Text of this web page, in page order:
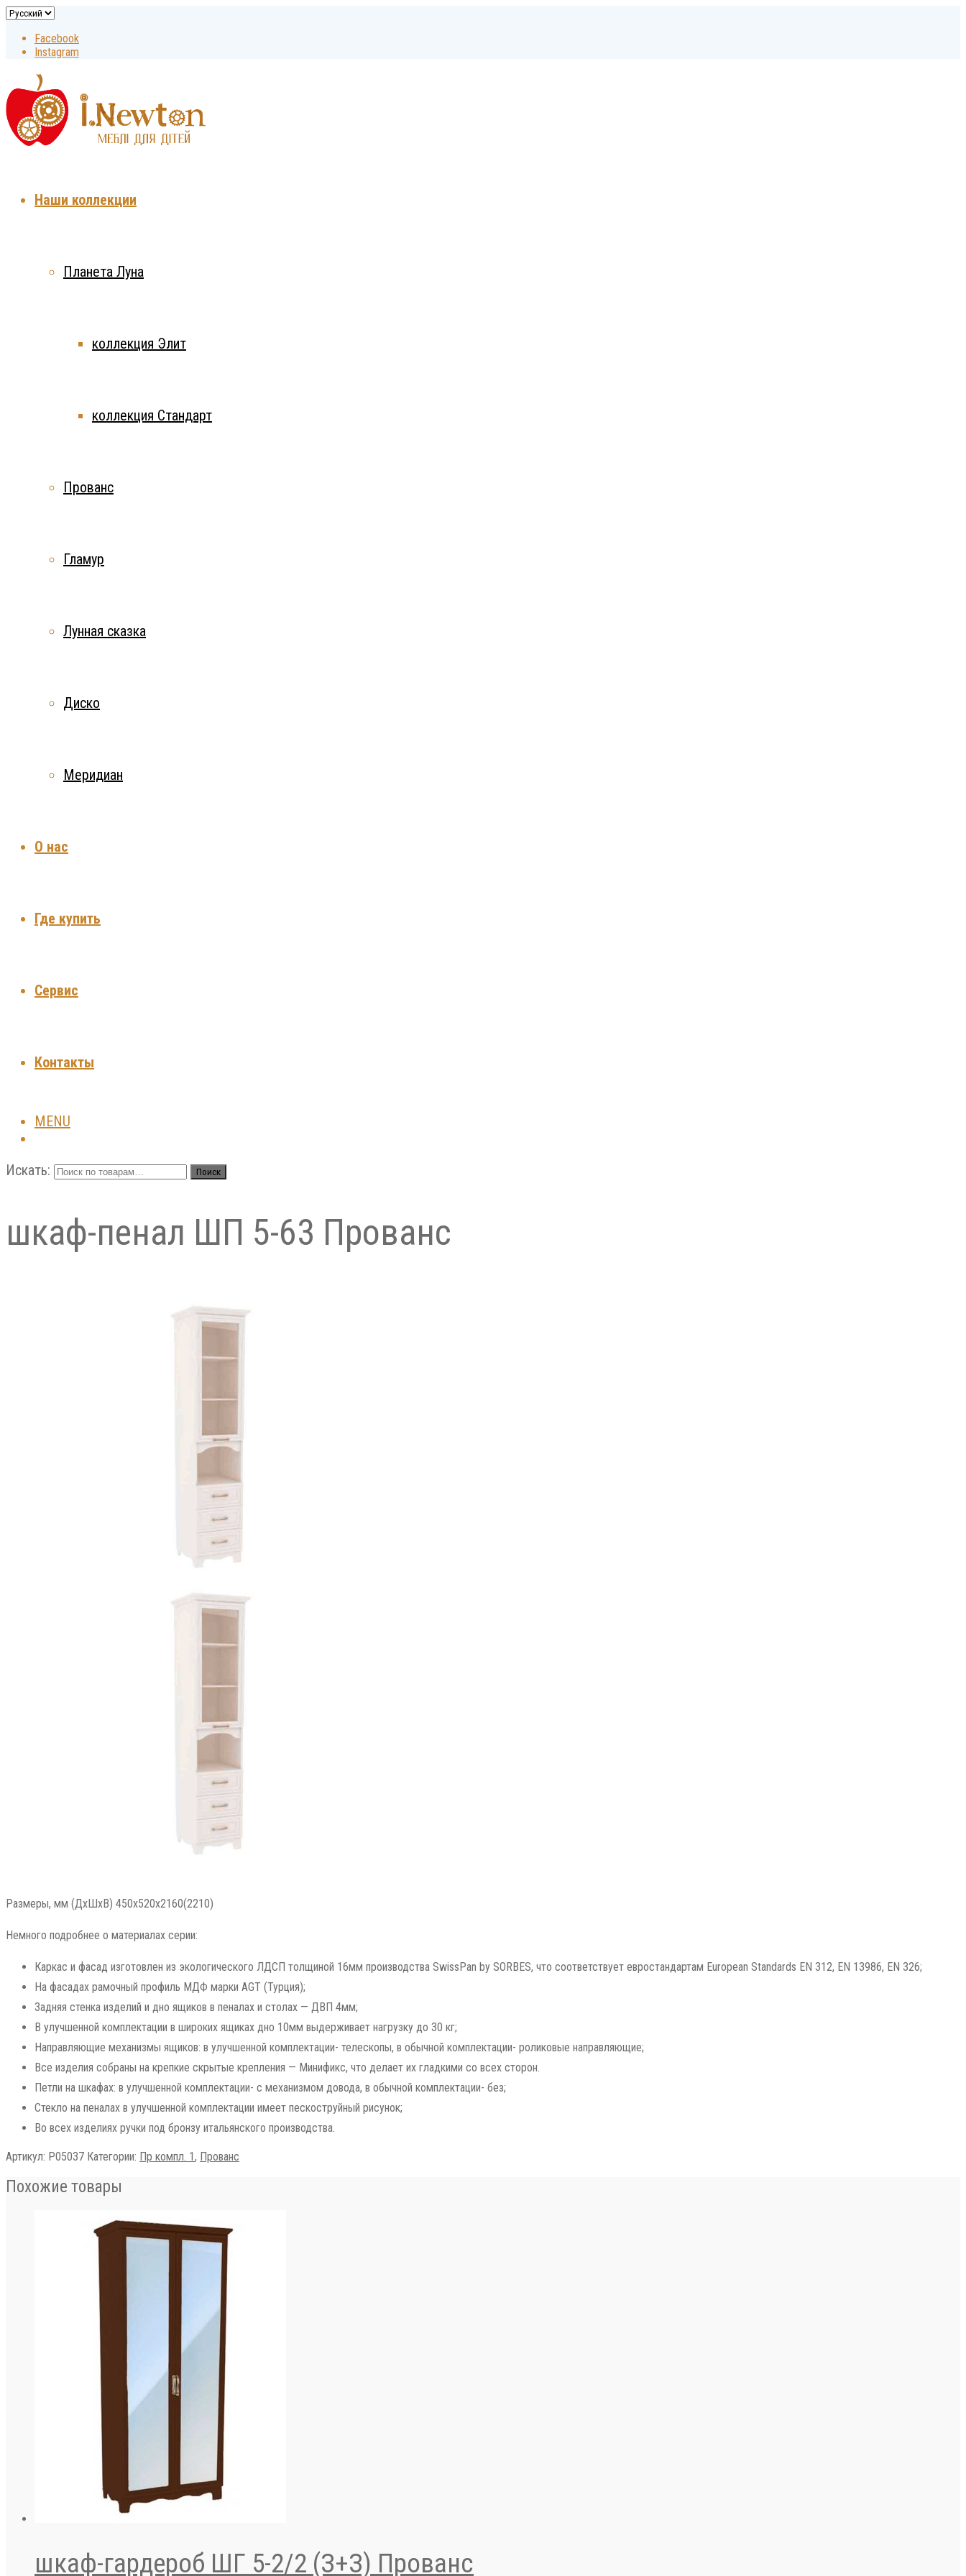
Facebook
Instagram
Наши коллекции
Планета Луна
коллекция Элит
коллекция Стандарт
Прованс
Гламур
Лунная сказка
Диско
Меридиан
О нас
Где купить
Сервис
Контакты
MENU
Искать: Поиск
шкаф-пенал ШП 5-63 Прованс
Размеры, мм (ДхШхВ) 450x520x2160(2210)
Немного подробнее о материалах серии:
Каркас и фасад изготовлен из экологического ЛДСП толщиной 16мм производства SwissPan by SORBES, что соответствует евростандартам European Standards EN 312, EN 13986, EN 326;
На фасадах рамочный профиль МДФ марки AGT (Турция);
Задняя стенка изделий и дно ящиков в пеналах и столах — ДВП 4мм;
В улучшенной комплектации в широких ящиках дно 10мм выдерживает нагрузку до 30 кг;
Направляющие механизмы ящиков: в улучшенной комплектации- телескопы, в обычной комплектации- роликовые направляющие;
Все изделия собраны на крепкие скрытые крепления — Минификс, что делает их гладкими со всех сторон.
Петли на шкафах: в улучшенной комплектации- с механизмом довода, в обычной комплектации- без;
Стекло на пеналах в улучшенной комплектации имеет пескоструйный рисунок;
Во всех изделиях ручки под бронзу итальянского производства.
Артикул: Р05037 Категории: Пр компл. 1, Прованс
Похожие товары
шкаф-гардероб ШГ 5-2/2 (З+З) Прованс